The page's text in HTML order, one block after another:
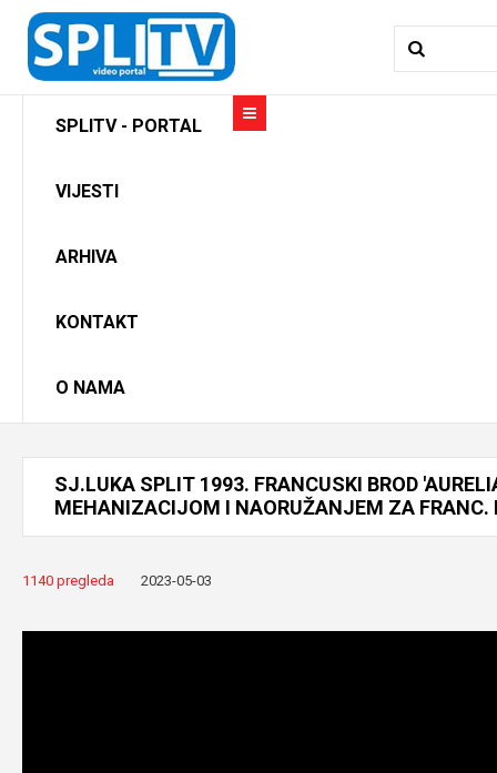
SPLITV - PORTAL
VIJESTI
ARHIVA
KONTAKT
O NAMA
SJ.LUKA SPLIT 1993. FRANCUSKI BROD
MEHANIZACIJOM I NAORUŽANJEM ZA FRANC.
1140 pregleda 2023-05-03